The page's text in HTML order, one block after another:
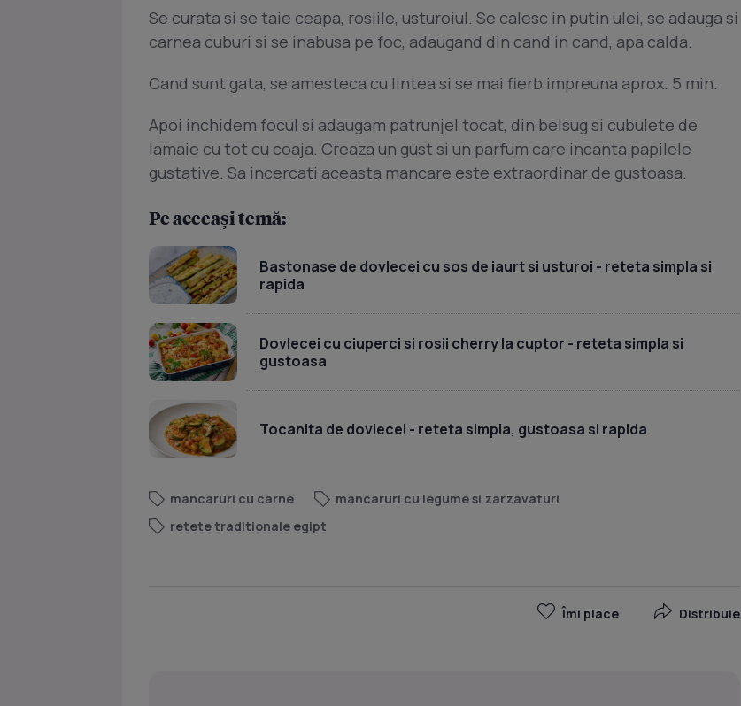
Se curata si se taie ceapa, rosiile, usturoiul. Se calesc in putin ulei, se adauga si
carnea cuburi si se inabusa pe foc, adaugand din cand in cand, apa calda.
Cand sunt gata, se amesteca cu lintea si se mai fierb impreuna aprox. 5 min.
Apoi inchidem focul si adaugam patrunjel tocat, din belsug si cubulete de
lamaie cu tot cu coaja. Creaza un gust si un parfum care incanta papilele
gustative. Sa incercati aceasta mancare este extraordinar de gustoasa.
Pe aceeași temă:
Bastonase de dovlecei cu sos de iaurt si usturoi - reteta simpla si
rapida
Dovlecei cu ciuperci si rosii cherry la cuptor - reteta simpla si
gustoasa
Tocanita de dovlecei - reteta simpla, gustoasa si rapida
mancaruri cu carne
mancaruri cu legume si zarzavaturi
retete traditionale egipt
Îmi place Distribuie